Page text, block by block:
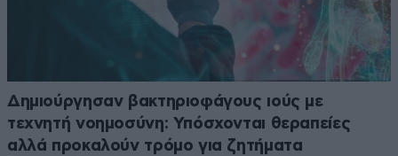
Δημιούργησαν βακτηριοφάγους ιούς με
τεχνητή νοημοσύνη: Υπόσχονται θεραπείες
αλλά προκαλούν τρόμο για ζητήματα